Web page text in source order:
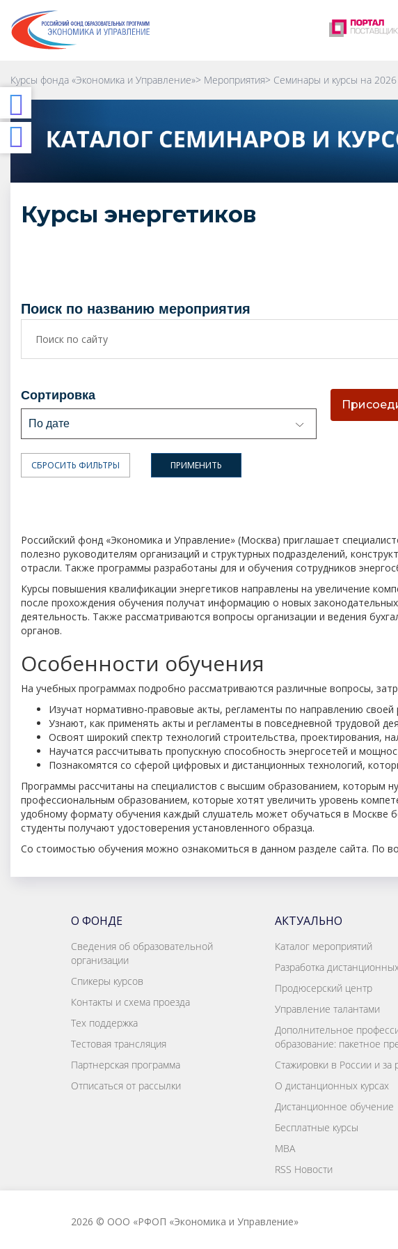
Курсы СМК (система менеджмента
качества)
Курсы по
Телефоны: 8 800 600 47 90| +7 495
798 09 54
Мобильные телефоны:+7
Курсы фонда «Экономика и Управление»> Мероприятия> Семинары и курсы на 2026
Курсы энергетиков
поиск по названию мероприятия
сортировка
По дате
Российский фонд «Экономика и Управление» (Москва) приглашает
полезно руководителям организаций и структурных подразделений,
отрасли. Также программы разработаны для и обучения сотрудников
Курсы повышения квалификации энергетиков направлены на увеличение
после прохождения обучения получат информацию о новых
деятельность. Также рассматриваются вопросы организации и ведения
органов.
Особенности обучения
На учебных программах подробно рассматриваются различные вопросы,
Изучат нормативно-правовые акты, регламенты по направлению своей
Узнают, как применять акты и регламенты в повседневной трудовой
Освоят широкий спектр технологий строительства, проектирования,
Научатся рассчитывать пропускную способность энергосетей и
Познакомятся со сферой цифровых и дистанционных технологий,
Программы рассчитаны на специалистов с высшим образованием, которым
профессиональным образованием, которые хотят увеличить уровень
удобному формату обучения каждый слушатель может обучаться в Москве
студенты получают удостоверения установленного образца.
Со стоимостью обучения можно ознакомиться в данном разделе сайта. По
О ФОНДЕ
Сведения об образовательной
организации
Спикеры курсов
Контакты и схема проезда
Тех поддержка
Тестовая трансляция
Партнерская программа
Отписаться от рассылки
АКТУАЛЬНО
Каталог мероприятий
Разработка
Продюсерский центр
Управление талантами
Дополнительное
образование: пакетное
Стажировки в России и за
О дистанционных курсах
Дистанционное обучение
Бесплатные курсы
MBA
RSS Новости
2026 © ООО «РФОП «Экономика и Управление»